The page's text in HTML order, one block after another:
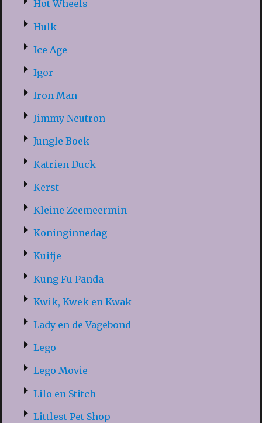
Hot Wheels
Hulk
Ice Age
Igor
Iron Man
Jimmy Neutron
Jungle Boek
Katrien Duck
Kerst
Kleine Zeemeermin
Koninginnedag
Kuifje
Kung Fu Panda
Kwik, Kwek en Kwak
Lady en de Vagebond
Lego
Lego Movie
Lilo en Stitch
Littlest Pet Shop